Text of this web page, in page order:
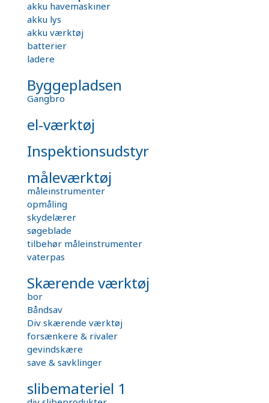
akku havemaskiner
akku lys
akku værktøj
batterier
ladere
Byggepladsen
Gangbro
el-værktøj
Inspektionsudstyr
måleværktøj
måleinstrumenter
opmåling
skydelærer
søgeblade
tilbehør måleinstrumenter
vaterpas
Skærende værktøj
bor
Båndsav
Div skærende værktøj
forsænkere & rivaler
gevindskære
save & savklinger
slibemateriel 1